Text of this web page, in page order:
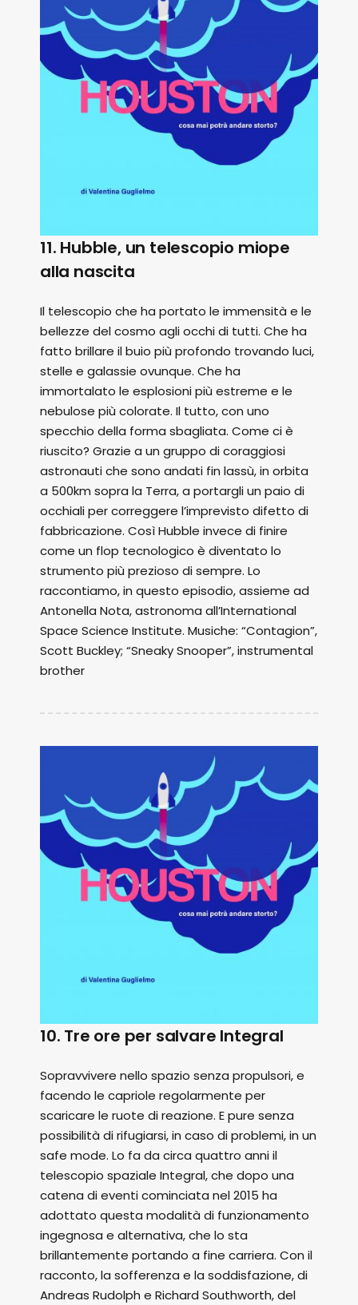
11. Hubble, un telescopio miope
alla nascita
Il telescopio che ha portato le immensità e le
bellezze del cosmo agli occhi di tutti. Che ha
fatto brillare il buio più profondo trovando luci,
stelle e galassie ovunque. Che ha
immortalato le esplosioni più estreme e le
nebulose più colorate. Il tutto, con uno
specchio della forma sbagliata. Come ci è
riuscito? Grazie a un gruppo di coraggiosi
astronauti che sono andati fin lassù, in orbita
a 500km sopra la Terra, a portargli un paio di
occhiali per correggere l’imprevisto difetto di
fabbricazione. Così Hubble invece di finire
come un flop tecnologico è diventato lo
strumento più prezioso di sempre. Lo
raccontiamo, in questo episodio, assieme ad
Antonella Nota, astronoma all’International
Space Science Institute. Musiche: “Contagion”,
Scott Buckley; “Sneaky Snooper”, instrumental
brother
10. Tre ore per salvare Integral
Sopravvivere nello spazio senza propulsori, e
facendo le capriole regolarmente per
scaricare le ruote di reazione. E pure senza
possibilità di rifugiarsi, in caso di problemi, in un
safe mode. Lo fa da circa quattro anni il
telescopio spaziale Integral, che dopo una
catena di eventi cominciata nel 2015 ha
adottato questa modalità di funzionamento
ingegnosa e alternativa, che lo sta
brillantemente portando a fine carriera. Con il
racconto, la sofferenza e la soddisfazione, di
Andreas Rudolph e Richard Southworth, del